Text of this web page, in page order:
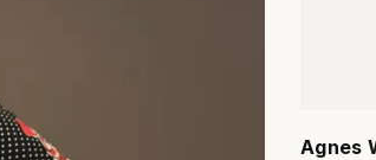
Agnes